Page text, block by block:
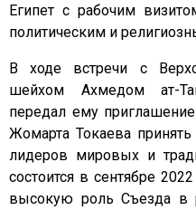
Египет с рабочим
политическим и
В ходе встречи с
шейхом Ахмедом ат-
передал ему
Жомарта Токаева
лидеров мировых и
состоится в сентябре
высокую роль Съезда в